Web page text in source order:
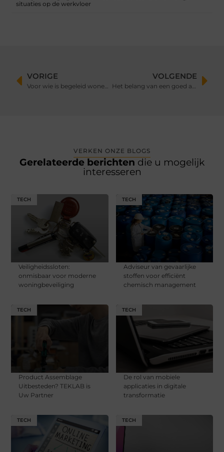
situaties op de werkvloer
VORIGE
Voor wie is begeleid wonen geschikt?
VOLGENDE
Het belang van een goed anker voor jouw boot
VERKEN ONZE BLOGS
Gerelateerde berichten die u mogelijk
interesseren
TECH
Veiligheidssloten:
onmisbaar voor moderne
woningbeveiliging
TECH
Adviseur van gevaarlijke
stoffen voor efficiënt
chemisch management
TECH
Product Assemblage
Uitbesteden? TEKLAB is
Uw Partner
TECH
De rol van mobiele
applicaties in digitale
transformatie
TECH TECH